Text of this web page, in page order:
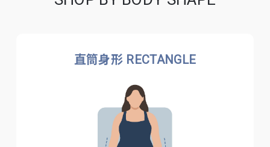
直筒身形 RECTANGLE